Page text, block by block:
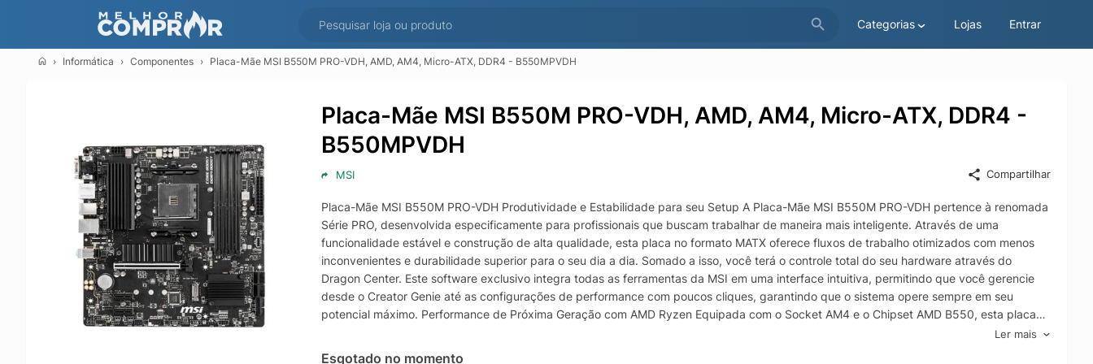
Categorias Lojas Entrar
Informática Componentes Placa-Mãe MSI B550M PRO-VDH, AMD, AM4, Micro-ATX, DDR4 - B550MPVDH
Placa-Mãe MSI B550M PRO-VDH, AMD, AM4, Micro-ATX, DDR4 -
B550MPVDH
MSI Compartilhar
Placa-Mãe MSI B550M PRO-VDH Produtividade e Estabilidade para seu Setup A Placa-Mãe MSI B550M PRO-VDH pertence à renomada
Série PRO, desenvolvida especificamente para profissionais que buscam trabalhar de maneira mais inteligente. Através de uma
funcionalidade estável e construção de alta qualidade, esta placa no formato MATX oferece fluxos de trabalho otimizados com menos
inconvenientes e durabilidade superior para o seu dia a dia. Somado a isso, você terá o controle total do seu hardware através do
Dragon Center. Este software exclusivo integra todas as ferramentas da MSI em uma interface intuitiva, permitindo que você gerencie
desde o Creator Genie até as configurações de performance com poucos cliques, garantindo que o sistema opere sempre em seu
potencial máximo. Performance de Próxima Geração com AMD Ryzen Equipada com o Socket AM4 e o Chipset AMD B550, esta placa
oferece suporte total para os processadores 3rd Gen AMD Ryzen e futuras gerações de CPUs. Para acompanhar esse poder de
processamento, ela suporta memórias DDR4 com frequências que atingem impressionantes 4400MHz em modo OC, utilizando a
Ler mais
Esgotado no momento